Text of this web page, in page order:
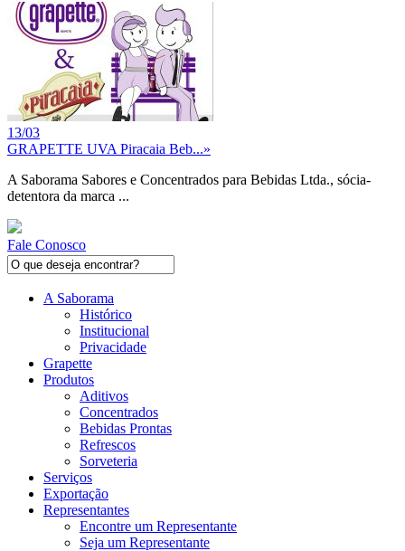
13/03
GRAPETTE UVA Piracaia Beb...»
A Saborama Sabores e Concentrados para Bebidas Ltda., sócia-
detentora da marca ...
Fale Conosco
A Saborama
Histórico
Institucional
Privacidade
Grapette
Produtos
Aditivos
Concentrados
Bebidas Prontas
Refrescos
Sorveteria
Serviços
Exportação
Representantes
Encontre um Representante
Seja um Representante